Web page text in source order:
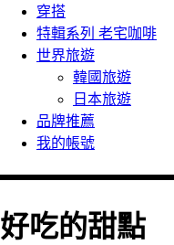
穿搭
特輯系列 老宅咖啡
世界旅遊
韓國旅遊
日本旅遊
品牌推薦
我的帳號
好吃的甜點